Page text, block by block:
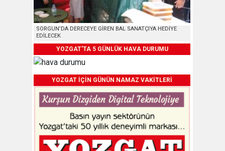
SORGUN’DA DERECEYE GİREN BAL SANATÇIYA HEDİYE
EDİLECEK
YOZGAT'TA 5 GÜNLÜK HAVA DURUMU
YOZGAT İÇİN GÜNÜN NAMAZ VAKİTLERİ